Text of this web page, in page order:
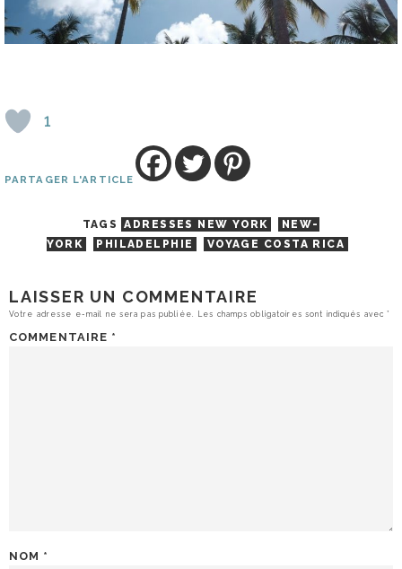
1
PARTAGER L'ARTICLE
TAGS ADRESSES NEW YORK
NEW-
YORK
PHILADELPHIE VOYAGE COSTA RICA
LAISSER UN COMMENTAIRE
Votre adresse e-mail ne sera pas publiée. Les champs obligatoires sont indiqués avec*
COMMENTAIRE *
NOM *